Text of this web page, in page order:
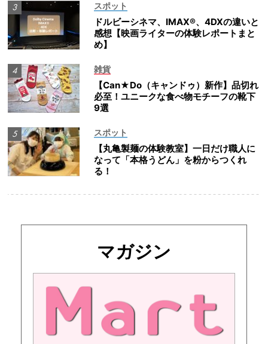
スポット
ドルビーシネマ、IMAX®、4DXの違いと
感想【映画ライターの体験レポートまと
め】
雑貨
【Can★Do（キャンドゥ）新作】品切れ
必至！ユニークな食べ物モチーフの靴下
9選
スポット
【丸亀製麺の体験教室】一日だけ職人に
なって「本格うどん」を粉からつくれ
る！
マガジン